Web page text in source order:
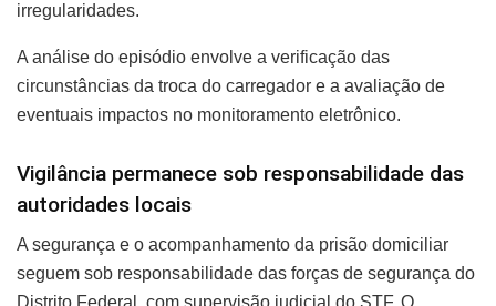
irregularidades.
A análise do episódio envolve a verificação das
circunstâncias da troca do carregador e a avaliação de
eventuais impactos no monitoramento eletrônico.
Vigilância permanece sob responsabilidade das
autoridades locais
A segurança e o acompanhamento da prisão domiciliar
seguem sob responsabilidade das forças de segurança do